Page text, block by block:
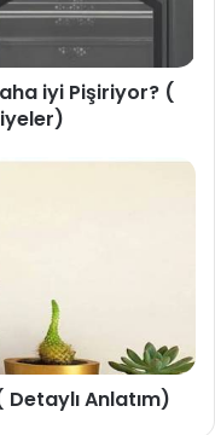
iyi Pişiriyor? (
Detaylı Anlatım)